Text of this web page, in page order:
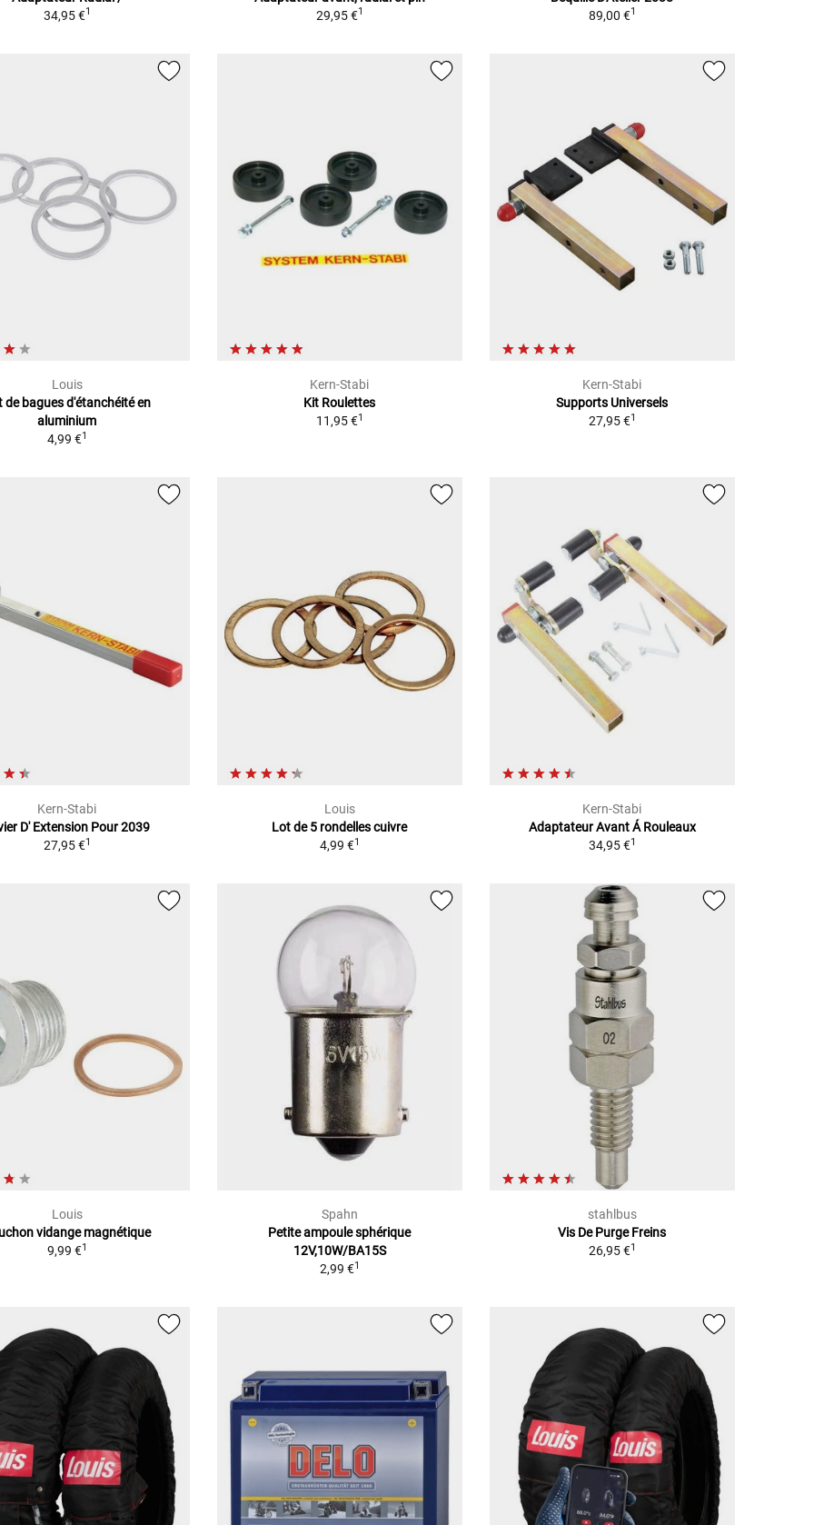
34,95 €1
29,95 €1
89,00 €1
Louis
de bagues d'étanchéité en
aluminium
4,99 €1
Kern-Stabi
Kit Roulettes
11,95 €1
Kern-Stabi
Supports Universels
27,95 €1
Kern-Stabi
D' Extension Pour 2039
27,95 €1
Louis
Lot de 5 rondelles cuivre
4,99 €1
Kern-Stabi
Adaptateur Avant Á Rouleaux
34,95 €1
Louis
vidange magnétique
9,99 €1
Spahn
Petite ampoule sphérique
12V,10W/BA15S
2,99 €1
stahlbus
Vis De Purge Freins
26,95 €1